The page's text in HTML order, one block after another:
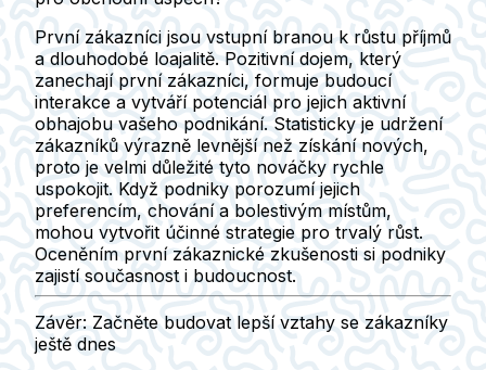
První zákazníci jsou vstupní branou k růstu příjmů
a dlouhodobé loajalitě. Pozitivní dojem, který
zanechají první zákazníci, formuje budoucí
interakce a vytváří potenciál pro jejich aktivní
obhajobu vašeho podnikání. Statisticky je udržení
zákazníků výrazně levnější než získání nových,
proto je velmi důležité tyto nováčky rychle
uspokojit. Když podniky porozumí jejich
preferencím, chování a bolestivým místům,
mohou vytvořit účinné strategie pro trvalý růst.
Oceněním první zákaznické zkušenosti si podniky
zajistí současnost i budoucnost.
Závěr: Začněte budovat lepší vztahy se zákazníky
ještě dnes